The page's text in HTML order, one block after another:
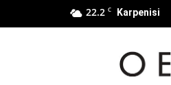
22.2 C Karpenisi